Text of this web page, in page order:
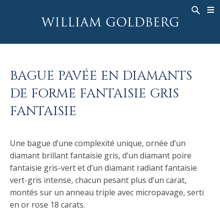
HAUTE JOAILLERIE
BAGUES POUR HOMME
COLLIERS
PENDENTIFS
BRACELETS
MONTRES
COULEURS FANCY
ASHOKA JOAILLERIE
BAGUES
BANDS
MEN'S RINGS
PENDENTIFS
BOUCLES D’OREILLES
BRACELETS
TALISMAN
MONTRES
HISTOIRE
ASHOKA®
BAGUE PAVÉE EN DIAMANTS
DE FORME FANTAISIE GRIS
FANTAISIE
Une bague d’une complexité unique, ornée d’un
diamant brillant fantaisie gris, d’un diamant poire
fantaisie gris-vert et d’un diamant radiant fantaisie
vert-gris intense, chacun pesant plus d’un carat,
montés sur un anneau triple avec micropavage, serti
en or rose 18 carats.